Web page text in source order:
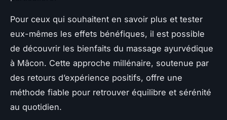
Pour ceux qui souhaitent en savoir plus et tester
eux-mêmes les effets bénéfiques, il est possible
de découvrir les bienfaits du massage ayurvédique
à Mâcon. Cette approche millénaire, soutenue par
des retours d’expérience positifs, offre une
méthode fiable pour retrouver équilibre et sérénité
au quotidien.